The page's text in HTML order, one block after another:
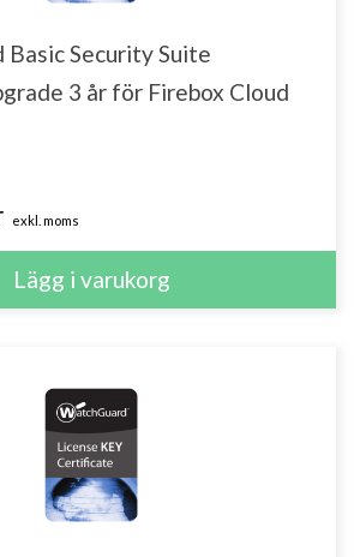
Basic Security Suite
3 år för Firebox Cloud
exkl. moms